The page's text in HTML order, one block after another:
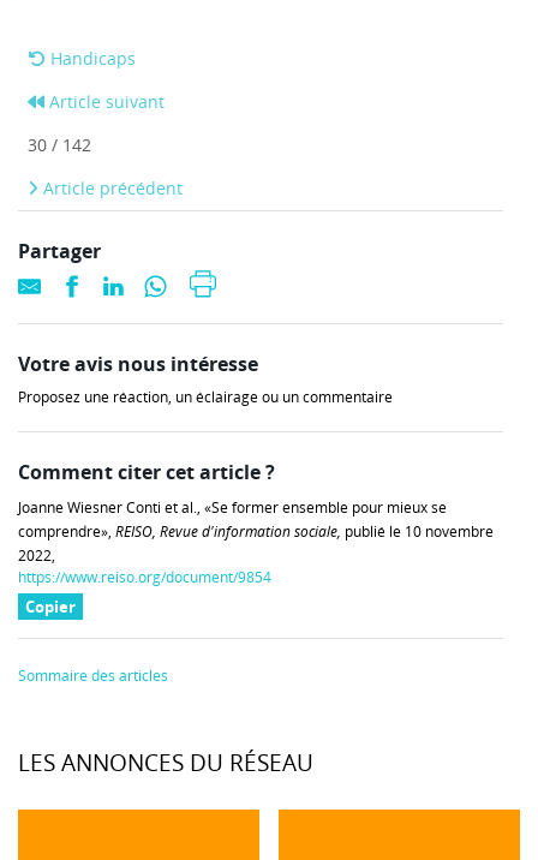
Handicaps
Article suivant
30 / 142
Article précédent
Partager
Votre avis nous intéresse
Proposez une réaction, un éclairage ou un commentaire
Comment citer cet article ?
Joanne Wiesner Conti et al., «Se former ensemble pour mieux se
comprendre», REISO, Revue d'information sociale, publié le 10 novembre
2022,
https://www.reiso.org/document/9854
Copier
Sommaire des articles
LES ANNONCES DU RÉSEAU